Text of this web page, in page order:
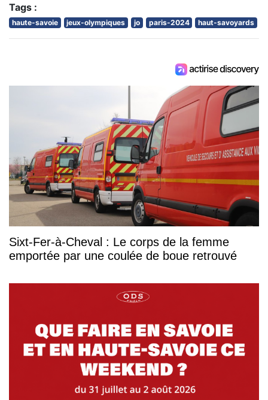
Tags :
haute-savoie jeux-olympiques jo paris-2024 haut-savoyards
Sixt-Fer-à-Cheval : Le corps de la femme
emportée par une coulée de boue retrouvé